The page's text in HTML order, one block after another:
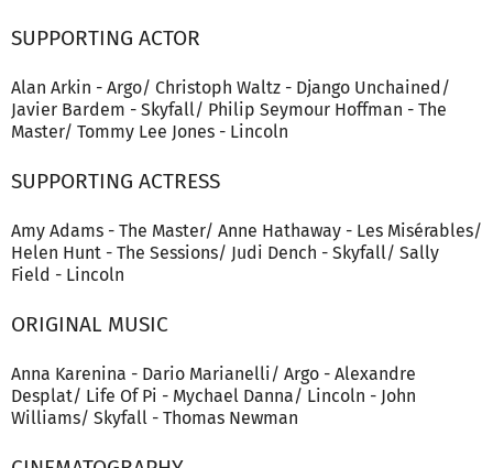
SUPPORTING ACTOR
Alan Arkin - Argo/ Christoph Waltz - Django Unchained/
Javier Bardem - Skyfall/ Philip Seymour Hoffman - The
Master/ Tommy Lee Jones - Lincoln
SUPPORTING ACTRESS
Amy Adams - The Master/ Anne Hathaway - Les Misérables/
Helen Hunt - The Sessions/ Judi Dench - Skyfall/ Sally
Field - Lincoln
ORIGINAL MUSIC
Anna Karenina - Dario Marianelli/ Argo - Alexandre
Desplat/ Life Of Pi - Mychael Danna/ Lincoln - John
Williams/ Skyfall - Thomas Newman